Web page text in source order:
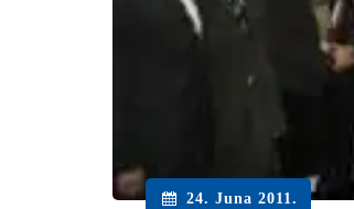
24. Juna 2011.